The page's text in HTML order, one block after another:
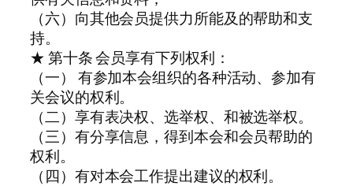
（六）向其他会员提供力所能及的帮助和支
持。
★ 第十条 会员享有下列权利：
（一） 有参加本会组织的各种活动、参加有
关会议的权利。
（二）享有表决权、选举权、和被选举权。
（三）有分享信息，得到本会和会员帮助的
权利。
（四）有对本会工作提出建议的权利。